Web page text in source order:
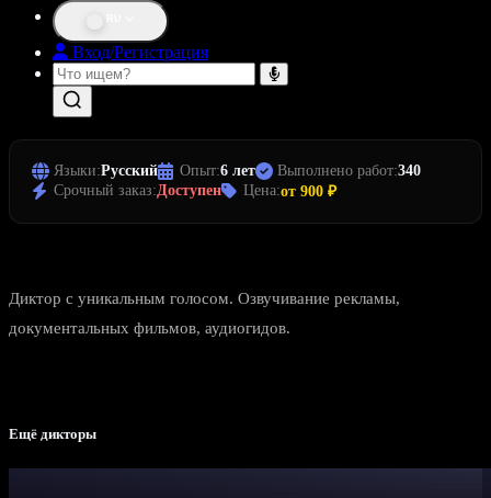
Вход/Регистрация
Языки:Русский Опыт:6 лет Выполнено работ:340
Срочный заказ:Доступен Цена:от 900 ₽
Диктор с уникальным голосом. Озвучивание рекламы,
документальных фильмов, аудиогидов.
Ещё дикторы